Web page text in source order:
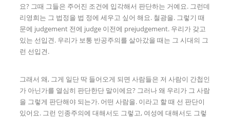
요? 그때 그들은 주어진 조건에 입각해서 판단하는 거예요. 그런데
리영희는 그 법정을 법 정에 세우고 싶어 해요. 철광을. 그렇기 때
문에 judgement 전에 judge 이전에 prejudgement. 우리가 갖고
있는 선입견. 우리가 보통 반공주의를 살아갔을 때는 그 시대의 그
런 선입견.
그래서 왜, 그게 일단 딱 들어오게 되면 사람들은 저 사람이 간첩인
가 아닌가를 열심히 판단한단 말이에요? 그러나 왜 우리가 그 사람
을 그렇게 판단해야 되는가. 어떤 사람을. 이라고 할 때 선 판단이
있어요. 그런 인종주의에 대해서도 그렇고, 여성에 대해서도 그렇